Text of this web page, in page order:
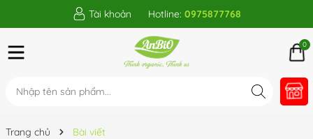
Tài khoản Hotline: 0975877768
0
Trang chủ Bài viết